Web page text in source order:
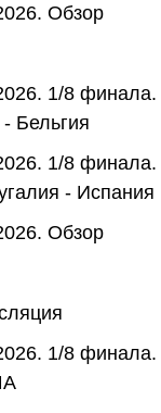
Обзор
1/8 финала.
Бельгия
1/8 финала.
- Испания
Обзор
1/8 финала.